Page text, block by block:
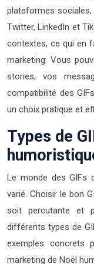
plateformes sociales,
Twitter, LinkedIn et
contextes, ce qui en
marketing. Vous
stories, vos
compatibilité des
un choix pratique et
Types de
Le monde des GIFs
varié. Choisir le bon
soit percutante et
différents types de
exemples concrets
marketing de Noël